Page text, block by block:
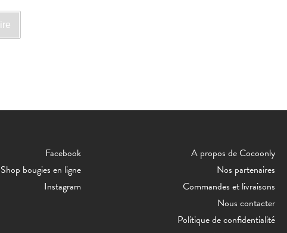
Facebook
Shop bougies en ligne
Instagram
A propos de Cocoonly
Nos partenaires
Commandes et livraisons
Nous contacter
Politique de confidentialité